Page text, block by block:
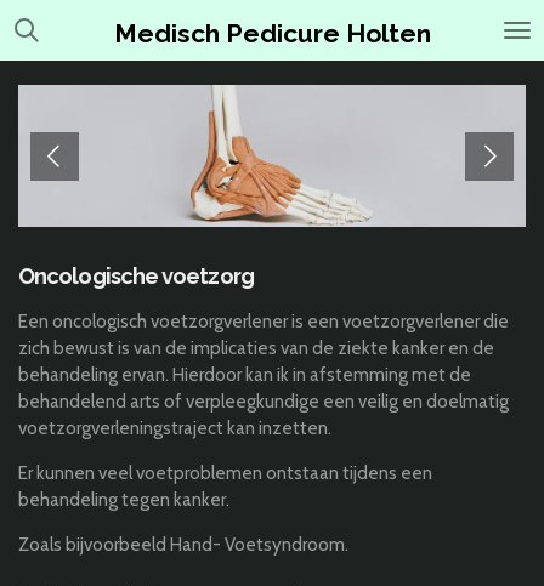
Ga
hoofdinhoud
Medisch Pedicure Holten
Oncologische voetzorg
Een oncologisch voetzorgverlener is een voetzorgverlener die
zich bewust is van de implicaties van de ziekte kanker en de
behandeling ervan. Hierdoor kan ik in afstemming met de
behandelend arts of verpleegkundige een veilig en doelmatig
voetzorgverleningstraject kan inzetten.
Er kunnen veel voetproblemen ontstaan tijdens een
behandeling tegen kanker.
Zoals bijvoorbeeld Hand- Voetsyndroom.